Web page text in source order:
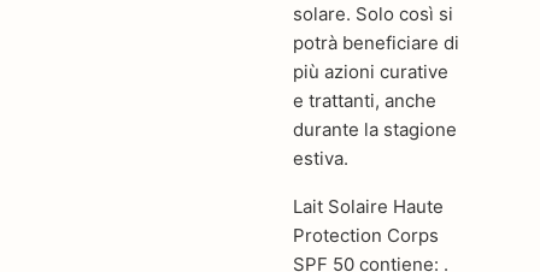
solare. Solo così si
potrà beneficiare di
più azioni curative
e trattanti, anche
durante la stagione
estiva.
Lait Solaire Haute
Protection Corps
SPF 50 contiene: .